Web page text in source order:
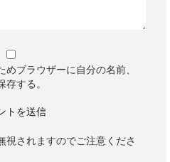
ブラウザーに自分の名前、
存する。
視されますのでご注意くださ